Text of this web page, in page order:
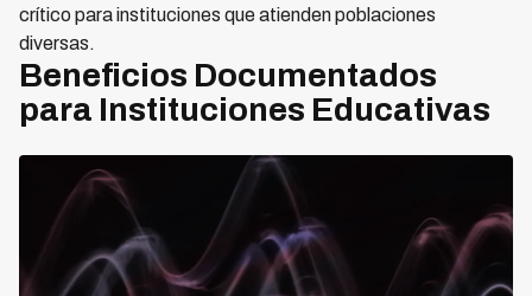
crítico para instituciones que atienden poblaciones
diversas.
Beneficios Documentados
para Instituciones Educativas